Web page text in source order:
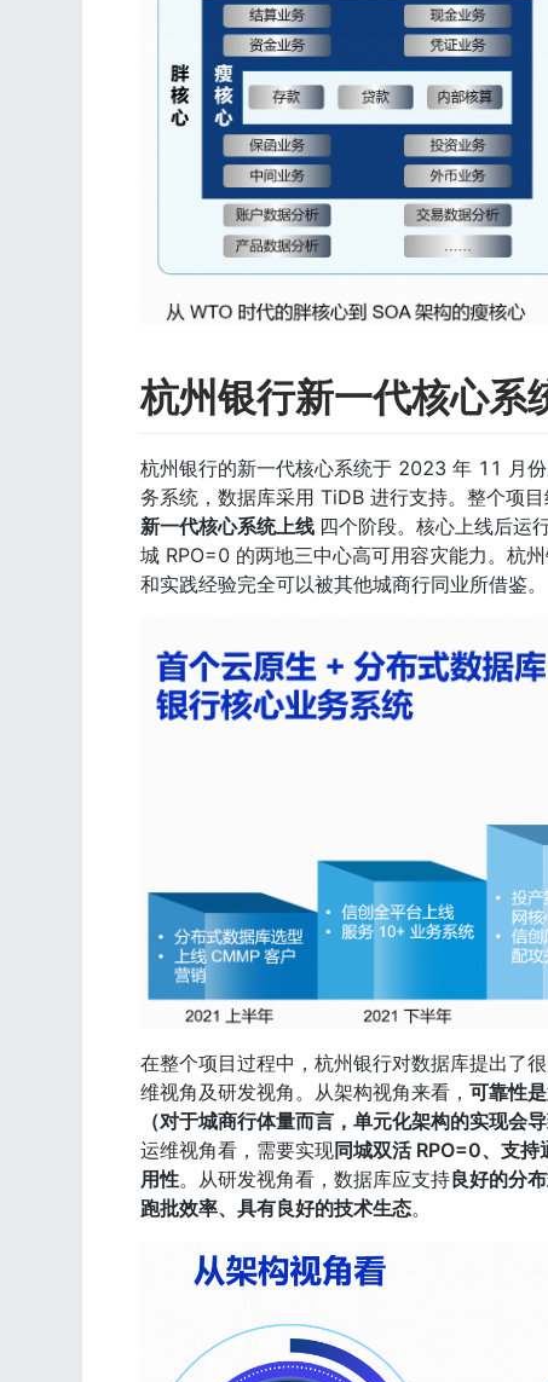
杭州银行新一代核心系
杭州银行的新一代核心系统于 2023 年 11 月
务系统，数据库采用 TiDB 进行支持。整个项
新一代核心系统上线 四个阶段。核心上线后运
城 RPO=0 的两地三中心高可用容灾能力。杭
和实践经验完全可以被其他城商行同业所借鉴。
在整个项目过程中，杭州银行对数据库提出了
维视角及研发视角。从架构视角来看， 可靠性
（对于城商行体量而言，单元化架构的实现会
运维视角看，需要实现同城双活 RPO=0、支
用性。从研发视角看，数据库应支持良好的分
跑批效率、具有良好的技术生态。